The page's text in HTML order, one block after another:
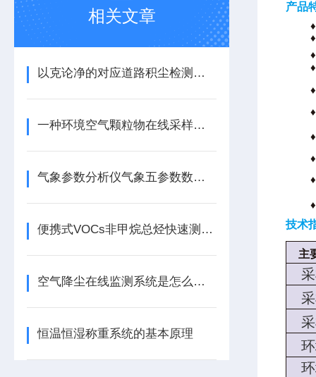
相关文章
以克论净的对应道路积尘检测的设备
一种环境空气颗粒物在线采样系统
气象参数分析仪气象五参数数据采集分析仪
便携式VOCs非甲烷总烃快速测定仪的工作原理
空气降尘在线监测系统是怎么工作的？
恒温恒湿称重系统的基本原理
产品
技术
主